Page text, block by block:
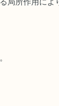
局所作用に